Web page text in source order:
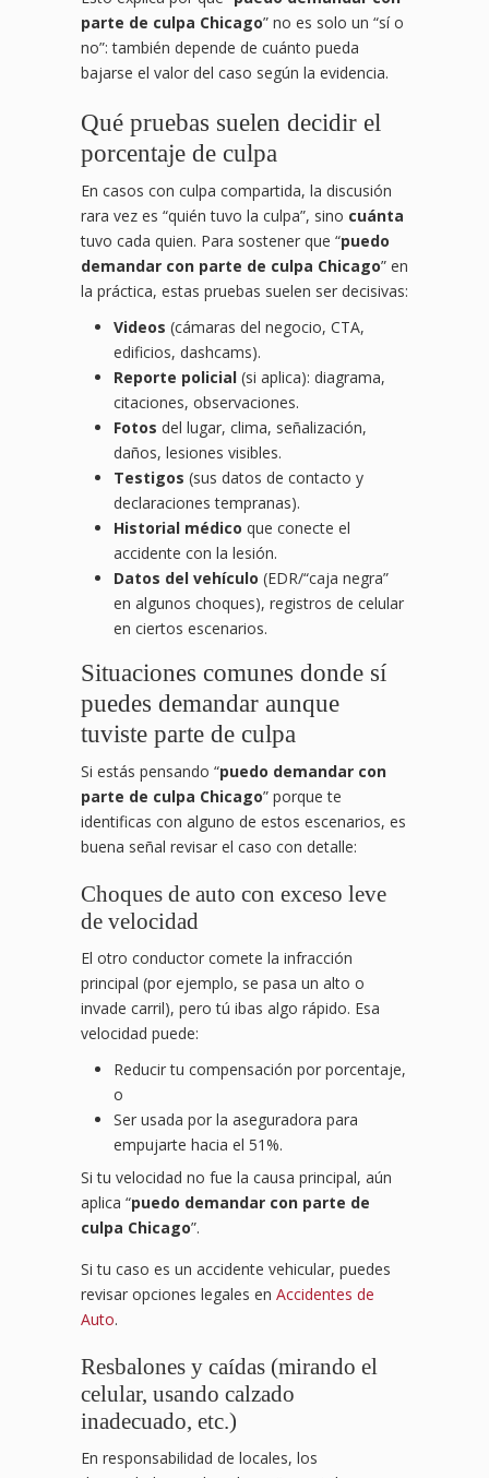
parte de culpa Chicago” no es solo un “sí o
no”: también depende de cuánto pueda
bajarse el valor del caso según la evidencia.
Qué pruebas suelen decidir el
porcentaje de culpa
En casos con culpa compartida, la discusión
rara vez es “quién tuvo la culpa”, sino cuánta
tuvo cada quien. Para sostener que “puedo
demandar con parte de culpa Chicago” en
la práctica, estas pruebas suelen ser decisivas:
Videos (cámaras del negocio, CTA,
edificios, dashcams).
Reporte policial (si aplica): diagrama,
citaciones, observaciones.
Fotos del lugar, clima, señalización,
daños, lesiones visibles.
Testigos (sus datos de contacto y
declaraciones tempranas).
Historial médico que conecte el
accidente con la lesión.
Datos del vehículo (EDR/“caja negra”
en algunos choques), registros de celular
en ciertos escenarios.
Situaciones comunes donde sí
puedes demandar aunque
tuviste parte de culpa
Si estás pensando “puedo demandar con
parte de culpa Chicago” porque te
identificas con alguno de estos escenarios, es
buena señal revisar el caso con detalle:
Choques de auto con exceso leve
de velocidad
El otro conductor comete la infracción
principal (por ejemplo, se pasa un alto o
invade carril), pero tú ibas algo rápido. Esa
velocidad puede:
Reducir tu compensación por porcentaje,
o
Ser usada por la aseguradora para
empujarte hacia el 51%.
Si tu velocidad no fue la causa principal, aún
aplica “puedo demandar con parte de
culpa Chicago”.
Si tu caso es un accidente vehicular, puedes
revisar opciones legales en Accidentes de
Auto.
Resbalones y caídas (mirando el
celular, usando calzado
inadecuado, etc.)
En responsabilidad de locales, los